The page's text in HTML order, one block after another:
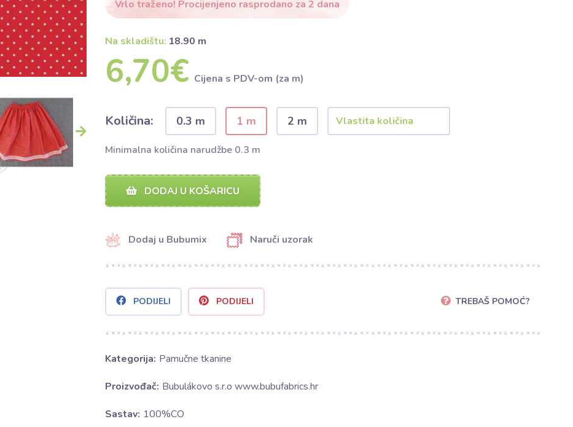
Vrlo traženo! Procijenjeno rasprodano za 2 dana
Na skladištu: 18.90 m
6,70€ Cijena s PDV-om (za m)
Količina: 0.3 m 1 m 2 m
Minimalna količina narudžbe 0.3 m
DODAJ U KOŠARICU
Dodaj u Bubumix Naruči uzorak
PODIJELI PODIJELI TREBAŠ POMOĆ?
Kategorija: Pamučne tkanine
Proizvođač: Bubulákovo s.r.o www.bubufabrics.hr
Sastav: 100%CO